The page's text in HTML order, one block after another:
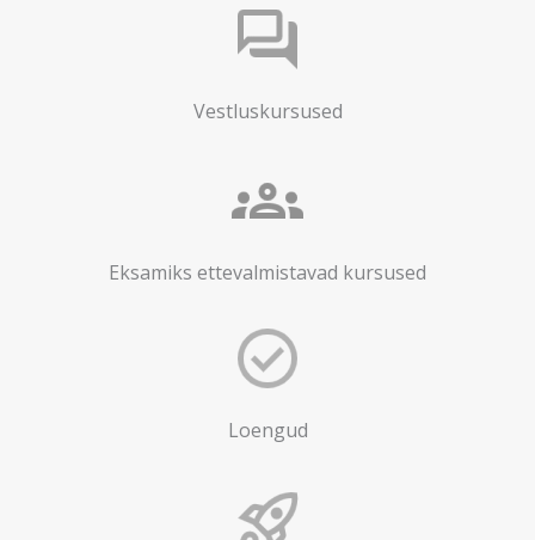
Vestluskursused
Eksamiks ettevalmistavad kursused
Loengud